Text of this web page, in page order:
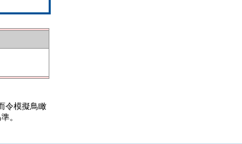
令模擬鳥瞰
。